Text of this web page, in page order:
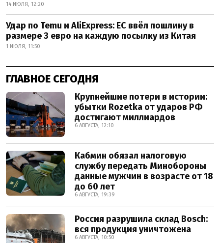
14 ИЮЛЯ, 12:20
Удар по Temu и AliExpress: ЕС ввёл пошлину в
размере 3 евро на каждую посылку из Китая
1 ИЮЛЯ, 11:50
ГЛАВНОЕ СЕГОДНЯ
Крупнейшие потери в истории:
убытки Rozetka от ударов РФ
достигают миллиардов
6 АВГУСТА, 12:10
Кабмин обязал налоговую
службу передать Минобороны
данные мужчин в возрасте от 18
до 60 лет
6 АВГУСТА, 19:39
Россия разрушила склад Bosch:
вся продукция уничтожена
6 АВГУСТА, 10:50